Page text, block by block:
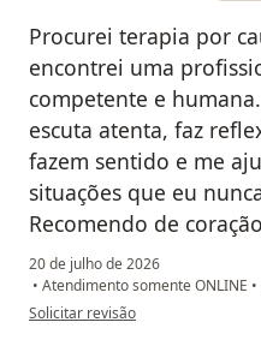
Procurei terapia por
encontrei uma
competente e
escuta atenta, faz
fazem sentido e me
situações que eu
Recomendo de
20 de julho de 2026
• Atendimento somente ONLINE •
na opinião do utilizador Maria
Solicitar revisão